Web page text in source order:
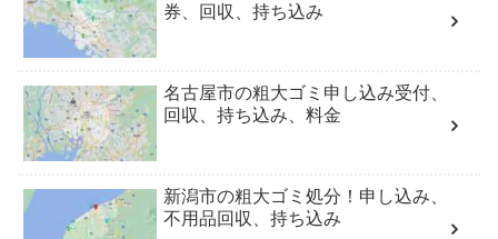
券、回収、持ち込み
名古屋市の粗大ゴミ申し込み受付、
回収、持ち込み、料金
新潟市の粗大ゴミ処分！申し込み、
不用品回収、持ち込み